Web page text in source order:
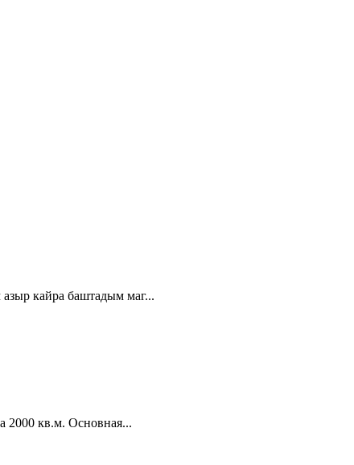
кайра баштадым маг...
2000 кв.м. Основная...